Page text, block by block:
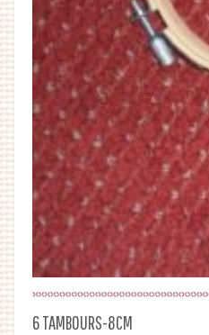
6 TAMBOURS-8CM